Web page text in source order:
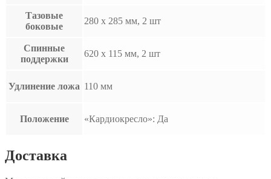
Тазовые
боковые
280 x 285 мм, 2 шт
Спинные
поддержки
620 x 115 мм, 2 шт
Удлинение ложа 110 мм
Положение «Кардиокресло»: Да
Доставка